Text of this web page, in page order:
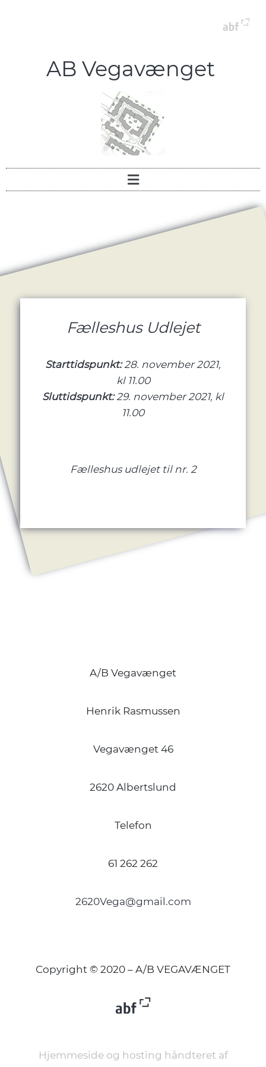
AB Vegavænget
Fælleshus Udlejet
Starttidspunkt:28. november 2021,
kl 11.00
Sluttidspunkt:29. november 2021, kl
11.00
Fælleshus udlejet til nr. 2
A/B Vegavænget
Henrik Rasmussen
Vegavænget 46
2620 Albertslund
Telefon
61 262 262
2620Vega@gmail.com
Copyright © 2020 – A/B VEGAVÆNGET
Hjemmeside og hosting håndteret af